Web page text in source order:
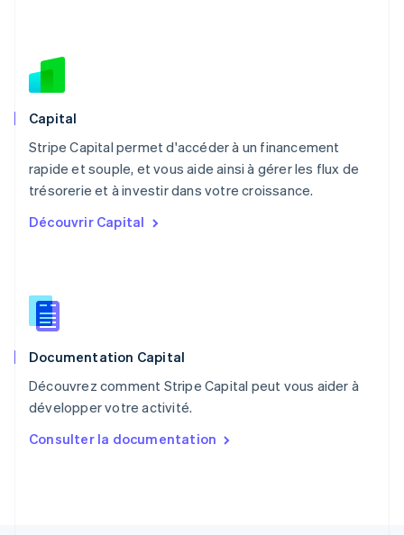
Capital
Stripe Capital permet d'accéder à un financement
rapide et souple, et vous aide ainsi à gérer les flux de
trésorerie et à investir dans votre croissance.
Découvrir Capital
Documentation Capital
Découvrez comment Stripe Capital peut vous aider à
développer votre activité.
Consulter la documentation
Norvège
Nouvelle-Zélande
English
Nederlands English
Pologne
English
PortuguêsEnglish
English
Roumanie
Royaume-Uni
Singapour
English简体中文
English